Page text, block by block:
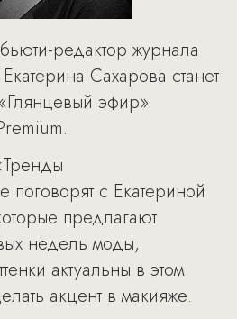
редактор журнала
Сахарова станет
эфир»
с Екатериной
предлагают
недель моды,
актуальны в этом
акцент в макияже.